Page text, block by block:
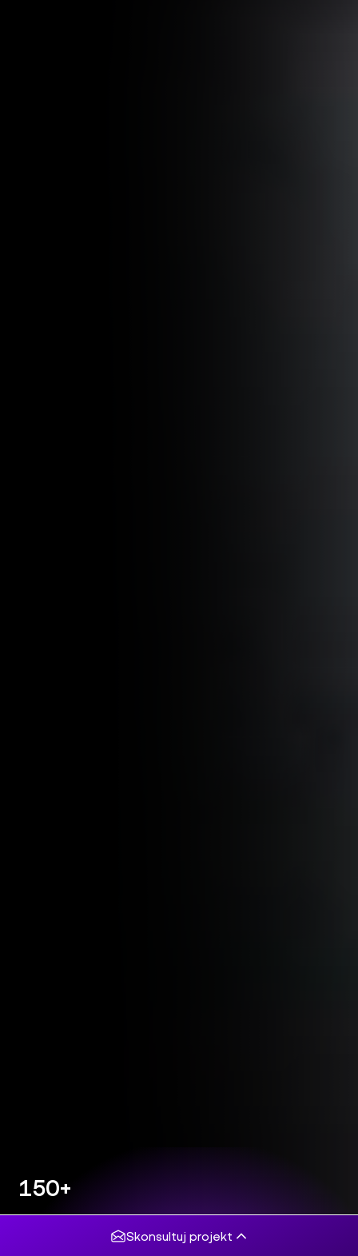
Skonsultuj projekt
150+
projektówkomercyjnych